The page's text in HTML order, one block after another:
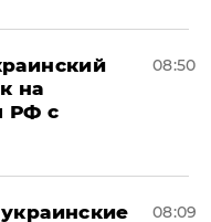
на
РФ с
08:50
08:09